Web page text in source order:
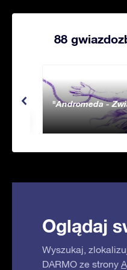
88
Andromeda -
Oglądaj
Wyszukaj,
DARMO ze strony